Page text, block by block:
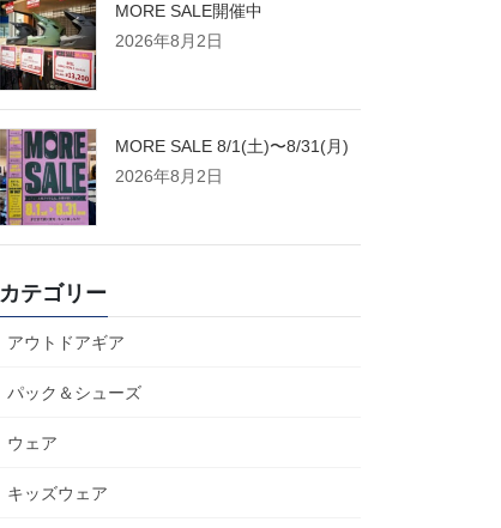
MORE SALE開催中
2026年8月2日
MORE SALE 8/1(土)〜8/31(月)
2026年8月2日
カテゴリー
アウトドアギア
パック＆シューズ
ウェア
キッズウェア